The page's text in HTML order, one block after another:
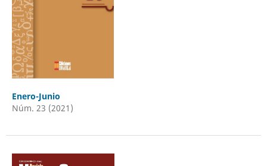
Enero-Junio
Núm. 23 (2021)